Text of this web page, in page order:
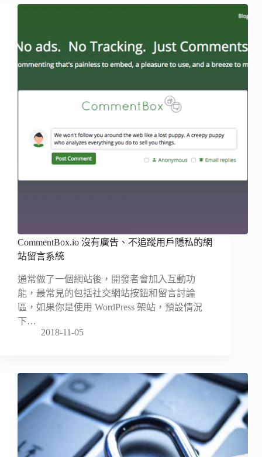
CommentBox.io 沒有廣告、不追蹤用戶隱私的網
站留言系統
通常做了一個網站後，開發者會加入互動功
能，最常見的包括社交網站按鈕和留言討論
區，如果你是使用 WordPress 架站，預設情況
下…
2018-11-05